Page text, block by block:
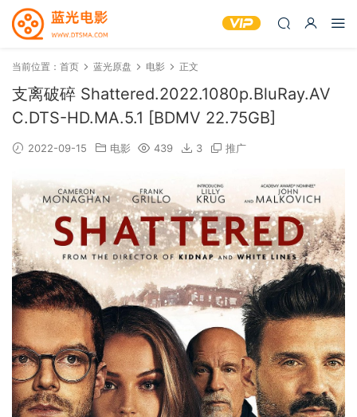
当前位置： 首页 蓝光原盘 电影 正文
支离破碎 Shattered.2022.1080p.BluRay.AV
C.DTS-HD.MA.5.1 [BDMV 22.75GB]
2022-09-15 电影 439 3 推广